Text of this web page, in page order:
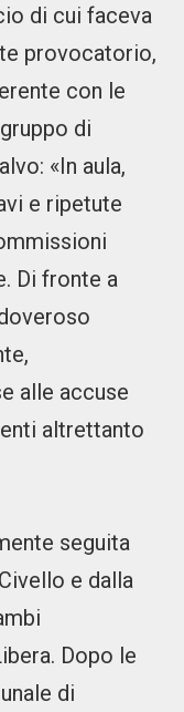
di cui faceva
provocatorio,
con le
di
«In aula,
e ripetute
Di fronte a
alle accuse
altrettanto
seguita
e dalla
Dopo le
di